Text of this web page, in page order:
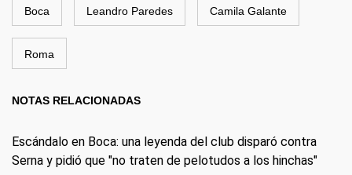
Boca Leandro Paredes Camila Galante
Roma
NOTAS RELACIONADAS
Escándalo en Boca: una leyenda del club disparó contra
Serna y pidió que "no traten de pelotudos a los hinchas"